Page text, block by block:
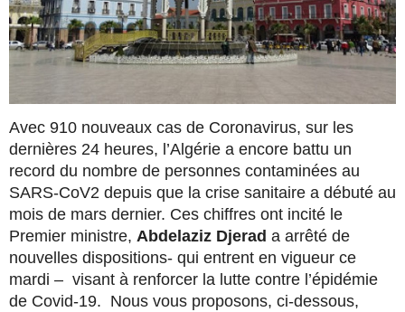
Avec 910 nouveaux cas de Coronavirus, sur les
dernières 24 heures, l’Algérie a encore battu un
record du nombre de personnes contaminées au
SARS-CoV2 depuis que la crise sanitaire a débuté au
mois de mars dernier. Ces chiffres ont incité le
Premier ministre, Abdelaziz Djerad a arrêté de
nouvelles dispositions- qui entrent en vigueur ce
mardi – visant à renforcer la lutte contre l’épidémie
de Covid-19. Nous vous proposons, ci-dessous,